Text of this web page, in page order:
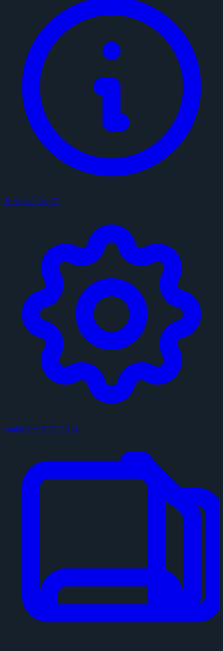
サイトについて
configデータファイル